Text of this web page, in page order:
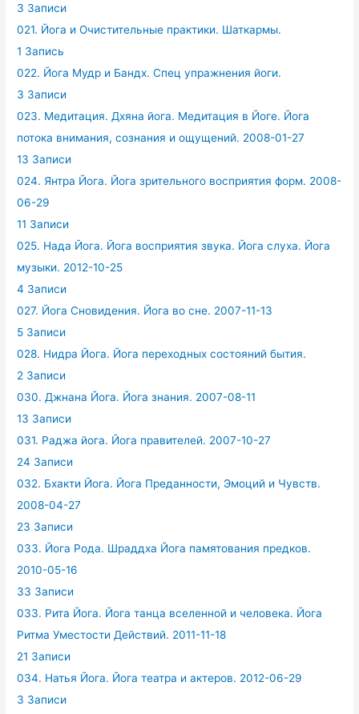
3 Записи
021. Йога и Очистительные практики. Шаткармы.
1 Запись
022. Йога Мудр и Бандх. Спец упражнения йоги.
3 Записи
023. Медитация. Дхяна йога. Медитация в Йоге. Йога
потока внимания, сознания и ощущений. 2008-01-27
13 Записи
024. Янтра Йога. Йога зрительного восприятия форм. 2008-
06-29
11 Записи
025. Нада Йога. Йога восприятия звука. Йога слуха. Йога
музыки. 2012-10-25
4 Записи
027. Йога Сновидения. Йога во сне. 2007-11-13
5 Записи
028. Нидра Йога. Йога переходных состояний бытия.
2 Записи
030. Джнана Йога. Йога знания. 2007-08-11
13 Записи
031. Раджа йога. Йога правителей. 2007-10-27
24 Записи
032. Бхакти Йога. Йога Преданности, Эмоций и Чувств.
2008-04-27
23 Записи
033. Йога Рода. Шраддха Йога памятования предков.
2010-05-16
33 Записи
033. Рита Йога. Йога танца вселенной и человека. Йога
Ритма Уместости Действий. 2011-11-18
21 Записи
034. Натья Йога. Йога театра и актеров. 2012-06-29
3 Записи